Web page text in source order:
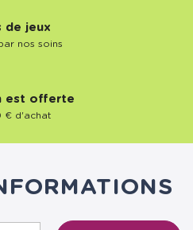
de jeux
nos soins
est offerte
€ d'achat